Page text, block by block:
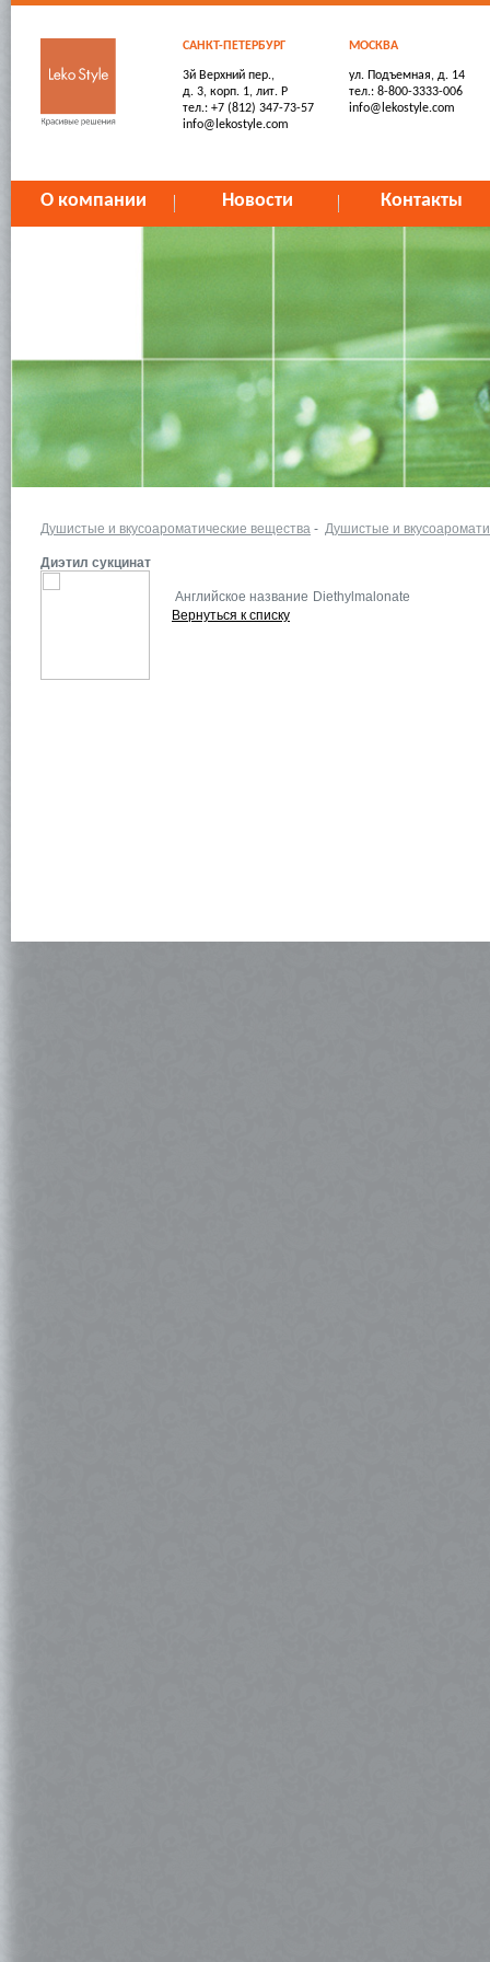
САНКТ-ПЕТЕРБУРГ
3й Верхний пер.,
д. 3, корп. 1, лит. Р
тел.: +7 (812) 347-73-57
info@lekostyle.com
МОСКВА
ул. Подъемная, д. 14
тел.: 8-800-3333-006
info@lekostyle.com
О компании Новости Контакты
Душистые и вкусоароматические вещества - Душистые и
Диэтил сукцинат
Английское название Diethylmalonate
Вернуться к списку